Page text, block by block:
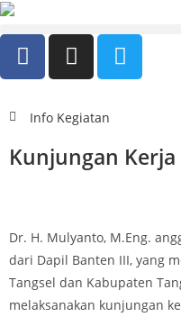
Info Kegiatan
Kunjungan Kerja
Dr. H. Mulyanto, M.Eng.
dari Dapil Banten III, yang
Tangsel dan Kabupaten
melaksanakan kunjungan